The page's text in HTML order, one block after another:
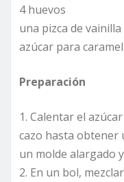
4 huevos
una pizca de vainilla
azúcar para
Preparación
1. Calentar el
cazo hasta obtener
un molde alargado
2. En un bol,